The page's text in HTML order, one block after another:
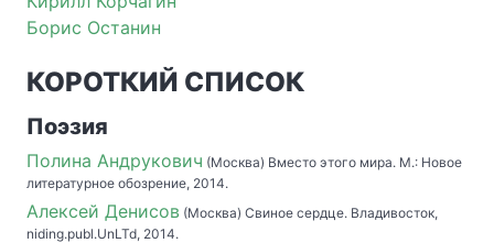
Борис Останин
КОРОТКИЙ СПИСОК
Поэзия
Полина Андрукович (Москва) Вместо этого мира. М.: Новое
литературное обозрение, 2014.
Алексей Денисов (Москва) Свиное сердце. Владивосток,
niding.publ.UnLTd, 2014.